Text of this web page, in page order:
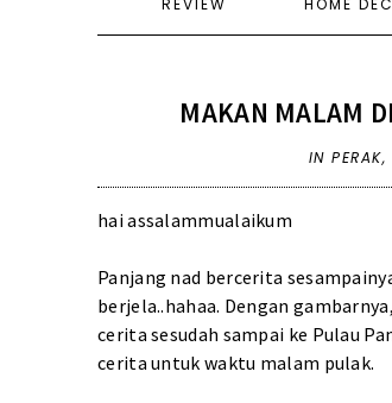
REVIEW HOME
MAKAN MALAM
INPERAK,
hai assalammualaikum
Panjang nad bercerita
berjela..hahaa. Dengan
cerita sesudah sampai ke Pulau
cerita untuk waktu malam pulak.